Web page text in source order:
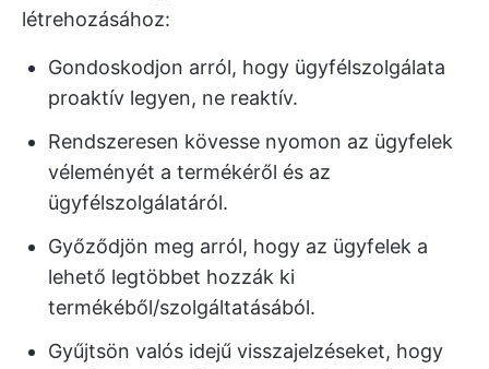
létrehozásához:
Gondoskodjon arról, hogy ügyfélszolgálata
proaktív legyen, ne reaktív.
Rendszeresen kövesse nyomon az ügyfelek
véleményét a termékéről és az
ügyfélszolgálatáról.
Győződjön meg arról, hogy az ügyfelek a
lehető legtöbbet hozzák ki
termékéből/szolgáltatásából.
Gyűjtsön valós idejű visszajelzéseket, hogy